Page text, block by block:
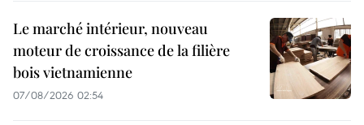
Le marché intérieur, nouveau
moteur de croissance de la filière
bois vietnamienne
07/08/2026 02:54